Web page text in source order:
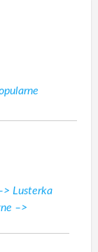
Lusterka
–>